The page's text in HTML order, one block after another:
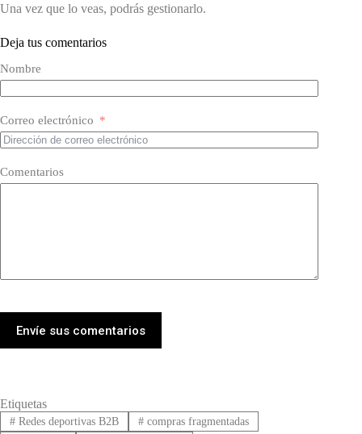
Una vez que lo veas, podrás gestionarlo.
Deja tus comentarios
Nombre
Correo electrónico
Comentarios
Envíe sus comentarios
Etiquetas
#Redes deportivas B2B #compras fragmentadas